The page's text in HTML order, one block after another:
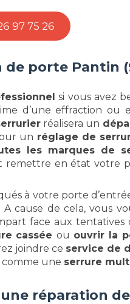
97 75 26
porte Pantin
si vous avez
d’une effraction ou
réalisera un
un réglage de
les marques de
remettre en état votre
à votre porte
cause de cela, vous
face aux tentatives
cassée ou ouvrir la
joindre ce service de
comme une serrure
une réparation